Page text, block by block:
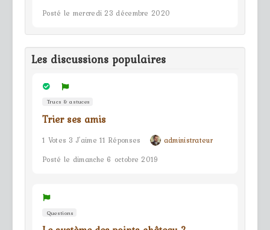
Posté le mercredi 23 décembre 2020
Les discussions populaires
Trucs & astuces
Trier ses amis
1 Votes 3 J'aime 11 Réponses
administrateur
Posté le dimanche 6 octobre 2019
Questions